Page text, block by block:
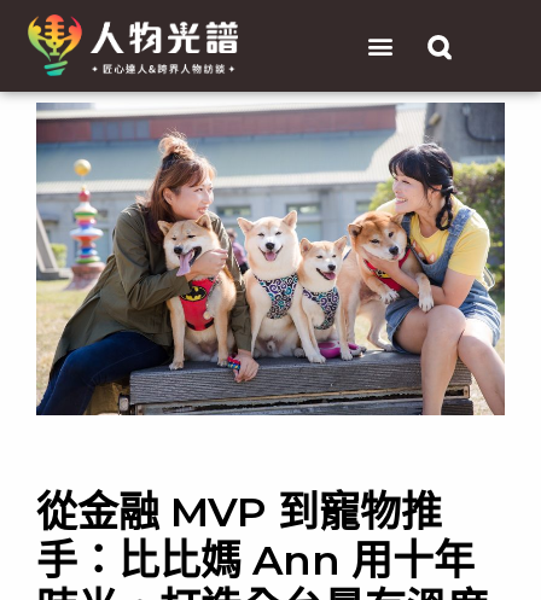
主
選
從金融 MVP 到寵物推
手：比比媽 Ann 用十年
Post
navigation